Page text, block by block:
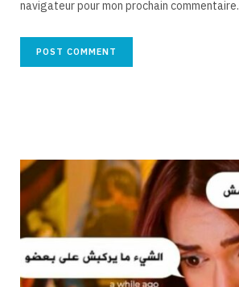
navigateur pour mon prochain commentaire.